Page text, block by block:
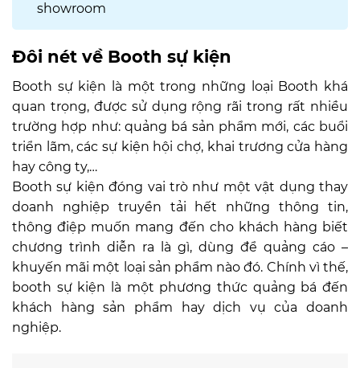
showroom
Đôi nét về Booth sự kiện
Booth sự kiện là một trong những loại Booth khá
quan trọng, được sử dụng rộng rãi trong rất nhiều
trường hợp như: quảng bá sản phẩm mới, các buổi
triển lãm, các sự kiện hội chợ, khai trương cửa hàng
hay công ty,…
Booth sự kiện đóng vai trò như một vật dụng thay
doanh nghiệp truyền tải hết những thông tin,
thông điệp muốn mang đến cho khách hàng biết
chương trình diễn ra là gì, dùng để quảng cáo –
khuyến mãi một loại sản phẩm nào đó. Chính vì thế,
booth sự kiện là một phương thức quảng bá đến
khách hàng sản phẩm hay dịch vụ của doanh
nghiệp.